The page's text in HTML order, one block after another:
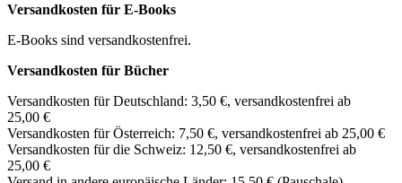
Versandkosten für E-Books
E-Books sind versandkostenfrei.
Versandkosten für Bücher
Versandkosten für Deutschland: 3,50 €, versandkostenfrei ab
25,00 €
Versandkosten für Österreich: 7,50 €, versandkostenfrei ab 25,00 €
Versandkosten für die Schweiz: 12,50 €, versandkostenfrei ab
25,00 €